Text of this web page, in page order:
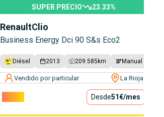
SUPER PRECIO 23.33%
RenaultClio
Business Energy Dci 90 S&s Eco2
Diésel 2013 209.585 km Manual
Vendido por particular La Rioja
Desde51€/mes